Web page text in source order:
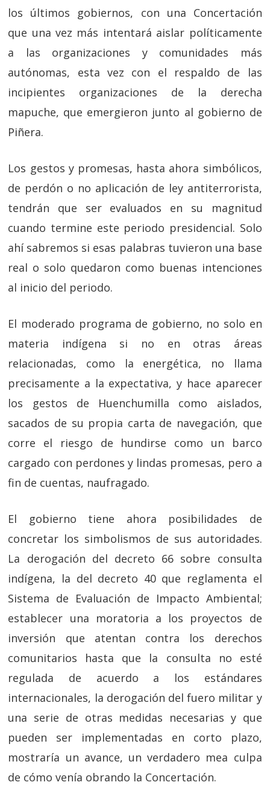
los últimos gobiernos, con una Concertación
que una vez más intentará aislar políticamente
a las organizaciones y comunidades más
autónomas, esta vez con el respaldo de las
incipientes organizaciones de la derecha
mapuche, que emergieron junto al gobierno de
Piñera.
Los gestos y promesas, hasta ahora simbólicos,
de perdón o no aplicación de ley antiterrorista,
tendrán que ser evaluados en su magnitud
cuando termine este periodo presidencial. Solo
ahí sabremos si esas palabras tuvieron una base
real o solo quedaron como buenas intenciones
al inicio del periodo.
El moderado programa de gobierno, no solo en
materia indígena si no en otras áreas
relacionadas, como la energética, no llama
precisamente a la expectativa, y hace aparecer
los gestos de Huenchumilla como aislados,
sacados de su propia carta de navegación, que
corre el riesgo de hundirse como un barco
cargado con perdones y lindas promesas, pero a
fin de cuentas, naufragado.
El gobierno tiene ahora posibilidades de
concretar los simbolismos de sus autoridades.
La derogación del decreto 66 sobre consulta
indígena, la del decreto 40 que reglamenta el
Sistema de Evaluación de Impacto Ambiental;
establecer una moratoria a los proyectos de
inversión que atentan contra los derechos
comunitarios hasta que la consulta no esté
regulada de acuerdo a los estándares
internacionales, la derogación del fuero militar y
una serie de otras medidas necesarias y que
pueden ser implementadas en corto plazo,
mostraría un avance, un verdadero mea culpa
de cómo venía obrando la Concertación.